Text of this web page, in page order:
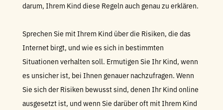
darum, Ihrem Kind diese Regeln auch genau zu erklären.
Sprechen Sie mit Ihrem Kind über die Risiken, die das
Internet birgt, und wie es sich in bestimmten
Situationen verhalten soll. Ermutigen Sie Ihr Kind, wenn
es unsicher ist, bei Ihnen genauer nachzufragen. Wenn
Sie sich der Risiken bewusst sind, denen Ihr Kind online
ausgesetzt ist, und wenn Sie darüber oft mit Ihrem Kind